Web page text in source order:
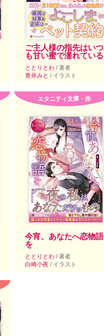
ご主人様の指先はいつ
も甘い蜜で濡れている
ととりとわ / 著者
青井みと / イラスト
エタニティ文庫・赤
今宵、あなたへ恋物語
を
ととりとわ / 著者
白崎小夜 / イラスト